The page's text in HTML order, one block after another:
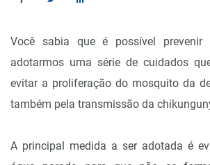
Você sabia que é possível prevenir
adotarmos uma série de cuidados
evitar a proliferação do mosquito da
também pela transmissão da
A principal medida a ser adotada é